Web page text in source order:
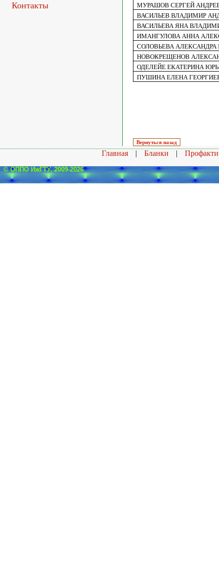
Контакты
МУРАШОВ СЕРГЕЙ
ВАСИЛЬЕВ ВЛАДИМИР
ВАСИЛЬЕВА ЯНА
ИМАНГУЛОВА АННА
СОЛОВЬЕВА
НОВОКРЕЩЕНОВ
ОДЕЛЕЙЕ ЕКАТЕРИНА
ПУШИНА ЕЛЕНА
Главная | Бланки |
© ОППО ИжГТУ, 2009-2026